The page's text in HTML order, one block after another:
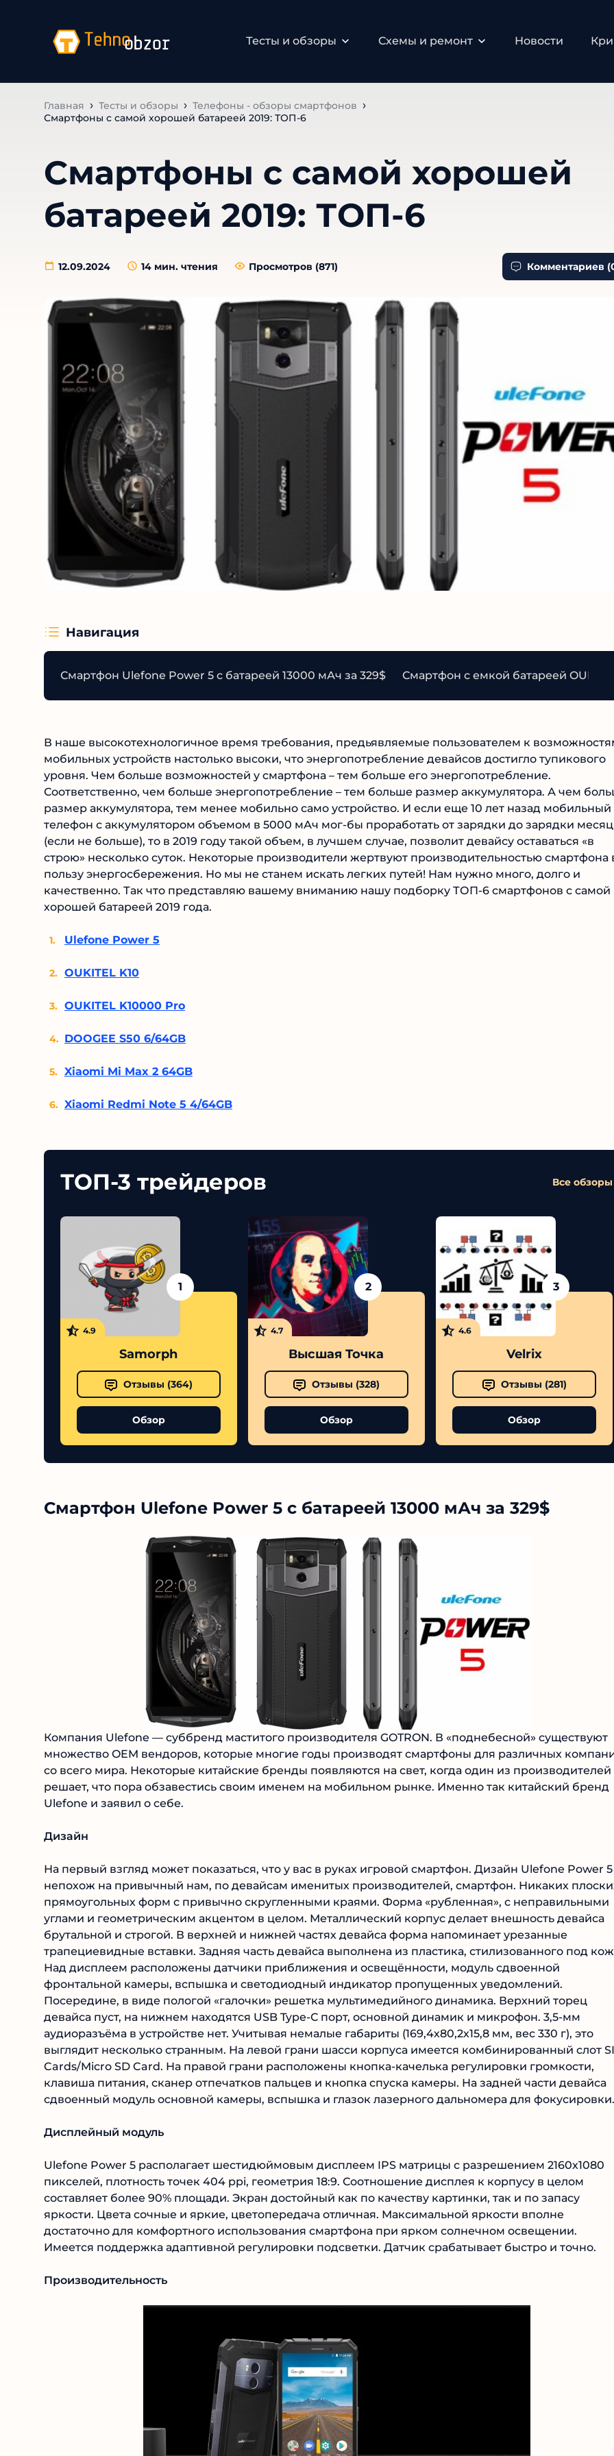
Тесты и обзоры Схемы и ремонт Новости
Главная Тесты и обзоры
Телефоны - обзоры смартфонов
Смартфоны с самой хорошей батареей 2019: ТОП-6
Смартфоны с самой хорошей
батареей 2019: ТОП-6
12.09.2024 14 мин. чтения Просмотров (871) Комментариев
Навигация
Смартфон Ulefone Power 5 с батареей 13000 мАч за 329$ Смартфон с емкой батареей
В наше высокотехнологичное время требования, предьявляемые пользователем к
мобильных устройств настолько высоки, что энергопотребление девайсов достигло тупикового
уровня. Чем больше возможностей у смартфона – тем больше его энергопотребление.
Соответственно, чем больше энергопотребление – тем больше размер аккумулятора. А чем
размер аккумулятора, тем менее мобильно само устройство. И если еще 10 лет назад мобильный
телефон с аккумулятором объемом в 5000 мАч мог-бы проработать от зарядки до зарядки месяц
(если не больше), то в 2019 году такой объем, в лучшем случае, позволит девайсу оставаться «в
строю» несколько суток. Некоторые производители жертвуют производительностью смартфона
пользу энергосбережения. Но мы не станем искать легких путей! Нам нужно много, долго и
качественно. Так что представляю вашему вниманию нашу подборку ТОП-6 смартфонов с самой
хорошей батареей 2019 года.
Ulefone Power 5
OUKITEL K10
OUKITEL K10000 Pro
DOOGEE S50 6/64GB
Xiaomi Mi Max 2 64GB
Xiaomi Redmi Note 5 4/64GB
ТОП-3 трейдеров Все обзоры
1
4.9
Samorph
Отзывы (364)
Обзор
2
4.7
Высшая Точка
Отзывы (328)
Обзор
3
4.6
Velrix
Отзывы (281)
Обзор
Смартфон Ulefone Power 5 с батареей 13000 мАч за 329$
Компания Ulefone — суббренд маститого производителя GOTRON. В «поднебесной» существуют
множество OEM вендоров, которые многие годы производят смартфоны для различных
со всего мира. Некоторые китайские бренды появляются на свет, когда один из производителей
решает, что пора обзавестись своим именем на мобильном рынке. Именно так китайский бренд
Ulefone и заявил о себе.
Дизайн
На первый взгляд может показаться, что у вас в руках игровой смартфон. Дизайн Ulefone Power 5
непохож на привычный нам, по девайсам именитых производителей, смартфон. Никаких
прямоугольных форм с привычно скругленными краями. Форма «рубленная», с неправильными
углами и геометрическим акцентом в целом. Металлический корпус делает внешность девайса
брутальной и строгой. В верхней и нижней частях девайса форма напоминает урезанные
трапециевидные вставки. Задняя часть девайса выполнена из пластика, стилизованного под
Над дисплеем расположены датчики приближения и освещённости, модуль сдвоенной
фронтальной камеры, вспышка и светодиодный индикатор пропущенных уведомлений.
Посередине, в виде пологой «галочки» решетка мультимедийного динамика. Верхний торец
девайса пуст, на нижнем находятся USB Type-С порт, основной динамик и микрофон. 3,5-мм
аудиоразъёма в устройстве нет. Учитывая немалые габариты (169,4х80,2х15,8 мм, вес 330 г), это
выглядит несколько странным. На левой грани шасси корпуса имеется комбинированный слот
Cards/Micro SD Card. На правой грани расположены кнопка-качелька регулировки громкости,
клавиша питания, сканер отпечатков пальцев и кнопка спуска камеры. На задней части девайса
сдвоенный модуль основной камеры, вспышка и глазок лазерного дальномера для фокусировки.
Дисплейный модуль
Ulefone Power 5 располагает шестидюймовым дисплеем IPS матрицы с разрешением 2160х1080
пикселей, плотность точек 404 ppi, геометрия 18:9. Соотношение дисплея к корпусу в целом
составляет более 90% площади. Экран достойный как по качеству картинки, так и по запасу
яркости. Цвета сочные и яркие, цветопередача отличная. Максимальной яркости вполне
достаточно для комфортного использования смартфона при ярком солнечном освещении.
Имеется поддержка адаптивной регулировки подсветки. Датчик срабатывает быстро и точно.
Производительность